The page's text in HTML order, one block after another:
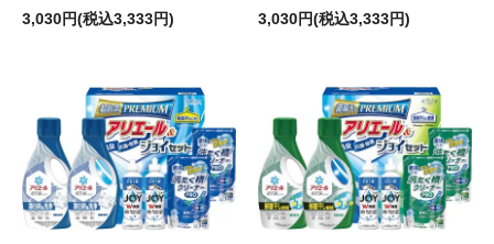
3,030円(税込3,333円)
3,030円(税込3,333円)